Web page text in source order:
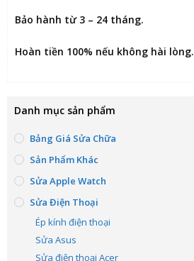
Bảo hành từ 3 – 24 tháng.
Hoàn tiền 100% nếu không hài lòng.
Danh mục sản phẩm
Bảng Giá Sửa Chữa
Sản Phẩm Khác
Sửa Apple Watch
Sửa Điện Thoại
Ép kính điện thoại
Sửa Asus
Sửa điện thoại Acer